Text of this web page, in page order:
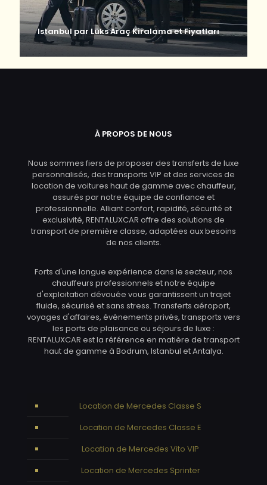
Istanbul par Lüks Araç Kiralama et Fiyatları
À PROPOS DE NOUS
Nous sommes fiers de proposer des transferts de luxe
personnalisés, des transports VIP et des services de
location de voitures haut de gamme avec chauffeur,
assurés par notre équipe de confiance et
professionnelle. Alliant confort, rapidité, sécurité et
exclusivité, RENTALUXCAR offre des solutions de
transport de première classe, adaptées aux besoins
de nos clients.
Forts d'une longue expérience dans le secteur, nos
chauffeurs professionnels et notre équipe
d'exploitation dévouée vous garantissent un trajet
fluide, sécurisé et sans stress. Transferts aéroport,
voyages d'affaires, événements privés, transports vers
les ports de plaisance ou séjours de luxe :
RENTALUXCAR est la référence en matière de transport
haut de gamme à Bodrum, Istanbul et Antalya.
Location de Mercedes Classe S
Location de Mercedes Classe E
Location de Mercedes Vito VIP
Location de Mercedes Sprinter